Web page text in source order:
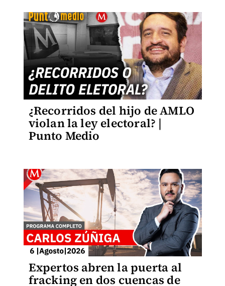
¿Recorridos del hijo de AMLO
violan la ley electoral? |
Punto Medio
Expertos abren la puerta al
fracking en dos cuencas de